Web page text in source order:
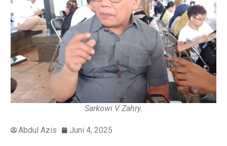
Sarkowi V Zahry.
Abdul Azis Juni 4, 2025